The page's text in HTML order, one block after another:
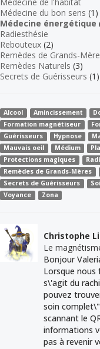
Médecine de l'habitat
Médecine du bon sens (1)
Médecine énergétique
Radiesthésie
Rebouteux (2)
Remèdes de Grands-
Remèdes Naturels (3)
Secrets de Guérisseurs (1)
Alcool Amincissement
Formation magnétiseur
Guérisseurs
Hypnose
Mauvais oeil
Médium
Protections magiques
Remèdes de Grands-Mères
Secrets de Guérisseurs
Voyance
Zona
Christophe
Le
Bonjour
Lorsque nous
s\'agit du
pouvez
soin
scannant le
informations
pas à revenir